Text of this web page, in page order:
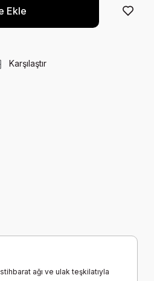
Ekle
Karşılaştır
ağı ve ulak teşkilatıyla